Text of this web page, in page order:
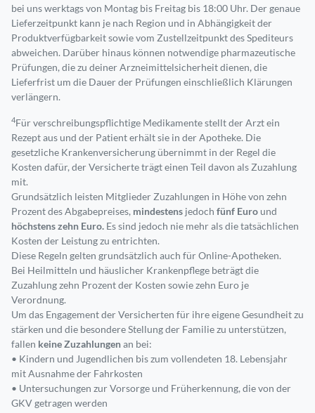
bei uns werktags von Montag bis Freitag bis 18:00 Uhr. Der genaue
Lieferzeitpunkt kann je nach Region und in Abhängigkeit der
Produktverfügbarkeit sowie vom Zustellzeitpunkt des Spediteurs
abweichen. Darüber hinaus können notwendige pharmazeutische
Prüfungen, die zu deiner Arzneimittelsicherheit dienen, die
Lieferfrist um die Dauer der Prüfungen einschließlich Klärungen
verlängern.
4Für verschreibungspflichtige Medikamente stellt der Arzt ein
Rezept aus und der Patient erhält sie in der Apotheke. Die
gesetzliche Krankenversicherung übernimmt in der Regel die
Kosten dafür, der Versicherte trägt einen Teil davon als Zuzahlung
mit.
Grundsätzlich leisten Mitglieder Zuzahlungen in Höhe von zehn
Prozent des Abgabepreises, mindestens jedoch fünf Euro und
höchstens zehn Euro. Es sind jedoch nie mehr als die tatsächlichen
Kosten der Leistung zu entrichten.
Diese Regeln gelten grundsätzlich auch für Online-Apotheken.
Bei Heilmitteln und häuslicher Krankenpflege beträgt die
Zuzahlung zehn Prozent der Kosten sowie zehn Euro je
Verordnung.
Um das Engagement der Versicherten für ihre eigene Gesundheit zu
stärken und die besondere Stellung der Familie zu unterstützen,
fallen keine Zuzahlungenan bei:
• Kindern und Jugendlichen bis zum vollendeten 18. Lebensjahr
mit Ausnahme der Fahrkosten
• Untersuchungen zur Vorsorge und Früherkennung, die von der
GKV getragen werden